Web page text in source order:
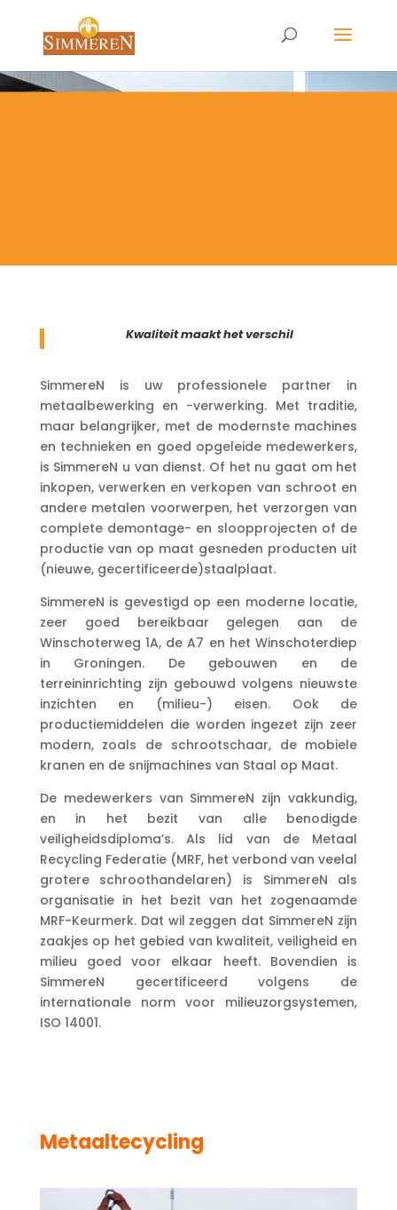
Kwaliteit maakt het verschil
SimmereN is uw professionele partner in
metaalbewerking en -verwerking. Met traditie,
maar belangrijker, met de modernste machines
en technieken en goed opgeleide medewerkers,
is SimmereN u van dienst. Of het nu gaat om het
inkopen, verwerken en verkopen van schroot en
andere metalen voorwerpen, het verzorgen van
complete demontage- en sloopprojecten of de
productie van op maat gesneden producten uit
(nieuwe, gecertificeerde)staalplaat.
SimmereN is gevestigd op een moderne locatie,
zeer goed bereikbaar gelegen aan de
Winschoterweg 1A, de A7 en het Winschoterdiep
in Groningen. De gebouwen en de
terreininrichting zijn gebouwd volgens nieuwste
inzichten en (milieu-) eisen. Ook de
productiemiddelen die worden ingezet zijn zeer
modern, zoals de schrootschaar, de mobiele
kranen en de snijmachines van Staal op Maat.
De medewerkers van SimmereN zijn vakkundig,
en in het bezit van alle benodigde
veiligheidsdiploma’s. Als lid van de Metaal
Recycling Federatie (MRF, het verbond van veelal
grotere schroothandelaren) is SimmereN als
organisatie in het bezit van het zogenaamde
MRF-Keurmerk. Dat wil zeggen dat SimmereN zijn
zaakjes op het gebied van kwaliteit, veiligheid en
milieu goed voor elkaar heeft. Bovendien is
SimmereN gecertificeerd volgens de
internationale norm voor milieuzorgsystemen,
ISO 14001.
Metaaltecycling